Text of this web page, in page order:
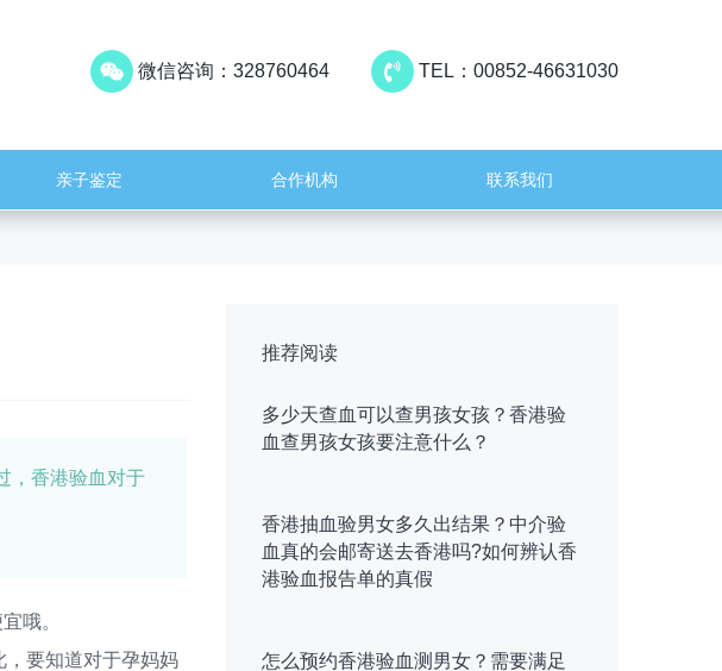
TEL：00852-46631030
微信咨询：328760464
亲子鉴定 合作机构 联系我们
，香港验血对于
哦。
要知道对于孕妈妈
推荐阅读
多少天查血可以查男孩女孩？香港验
血查男孩女孩要注意什么？
香港抽血验男女多久出结果？中介验
血真的会邮寄送去香港吗?如何辨认香
港验血报告单的真假
怎么预约香港验血测男女？需要满足